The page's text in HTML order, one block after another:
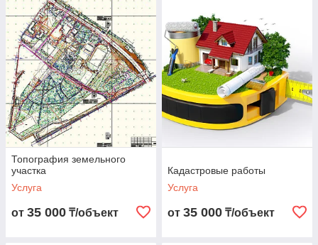
Топография земельного
участка
Услуга
от 35 000 ₸/объект
Кадастровые работы
Услуга
от 35 000 ₸/объект